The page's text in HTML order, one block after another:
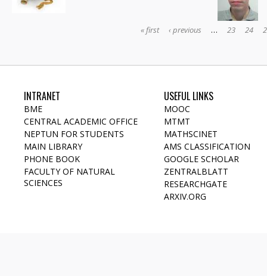
« first ‹ previous … 23 24
INTRANET
BME
CENTRAL ACADEMIC OFFICE
NEPTUN FOR STUDENTS
MAIN LIBRARY
PHONE BOOK
FACULTY OF NATURAL
SCIENCES
USEFUL LINKS
MOOC
MTMT
MATHSCINET
AMS CLASSIFICATION
GOOGLE SCHOLAR
ZENTRALBLATT
RESEARCHGATE
ARXIV.ORG